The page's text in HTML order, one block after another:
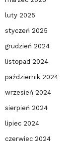
luty 2025
styczeń 2025
grudzień 2024
listopad 2024
październik 2024
wrzesień 2024
sierpień 2024
lipiec 2024
czerwiec 2024